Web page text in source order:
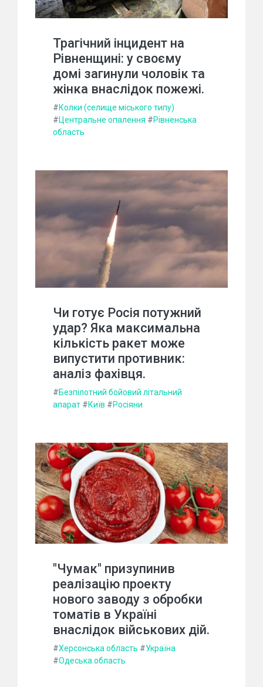
Трагічний інцидент на
Рівненщині: у своєму
домі загинули чоловік та
жінка внаслідок пожежі.
#Колки (селище міського типу)
#Центральне опалення #Рівненська
область
Чи готує Росія потужний
удар? Яка максимальна
кількість ракет може
випустити противник:
аналіз фахівця.
#Безпілотний бойовий літальний
апарат #Київ #Росіяни
"Чумак" призупинив
реалізацію проекту
нового заводу з обробки
томатів в Україні
внаслідок військових дій.
#Херсонська область #Україна
#Одеська область